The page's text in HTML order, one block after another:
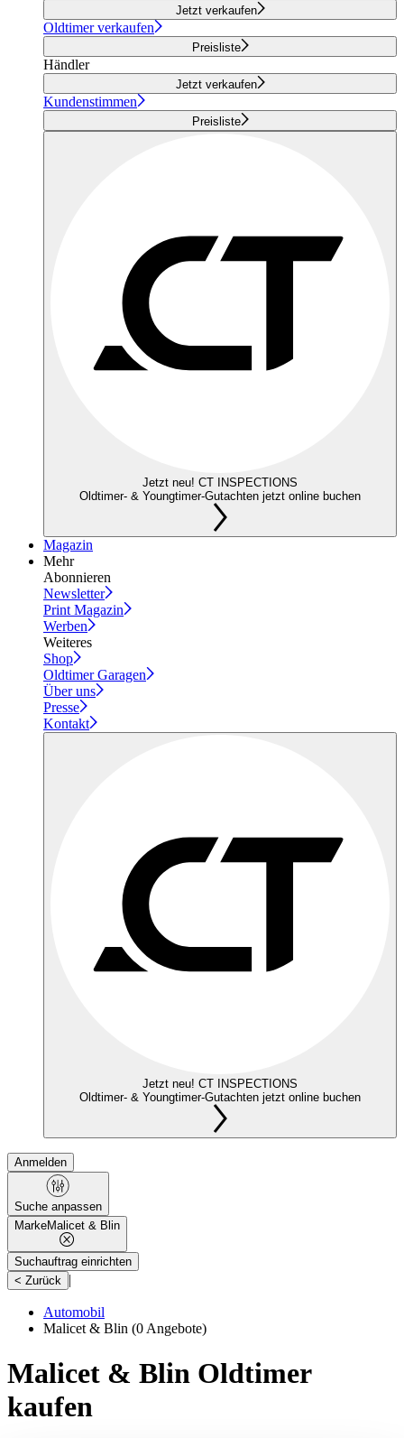
Jetzt verkaufen
Oldtimer verkaufen
Preisliste
Händler
Jetzt verkaufen
Kundenstimmen
Preisliste
Jetzt neu! CT INSPECTIONS
Oldtimer- & Youngtimer-Gutachten jetzt online buchen
Magazin
Mehr
Abonnieren
Newsletter
Print Magazin
Werben
Weiteres
Shop
Oldtimer Garagen
Über uns
Presse
Kontakt
Jetzt neu! CT INSPECTIONS
Oldtimer- & Youngtimer-Gutachten jetzt online buchen
Anmelden
Suche anpassen
MarkeMalicet & Blin
Suchauftrag einrichten
< Zurück |
Automobil
Malicet & Blin (0 Angebote)
Malicet & Blin Oldtimer
kaufen